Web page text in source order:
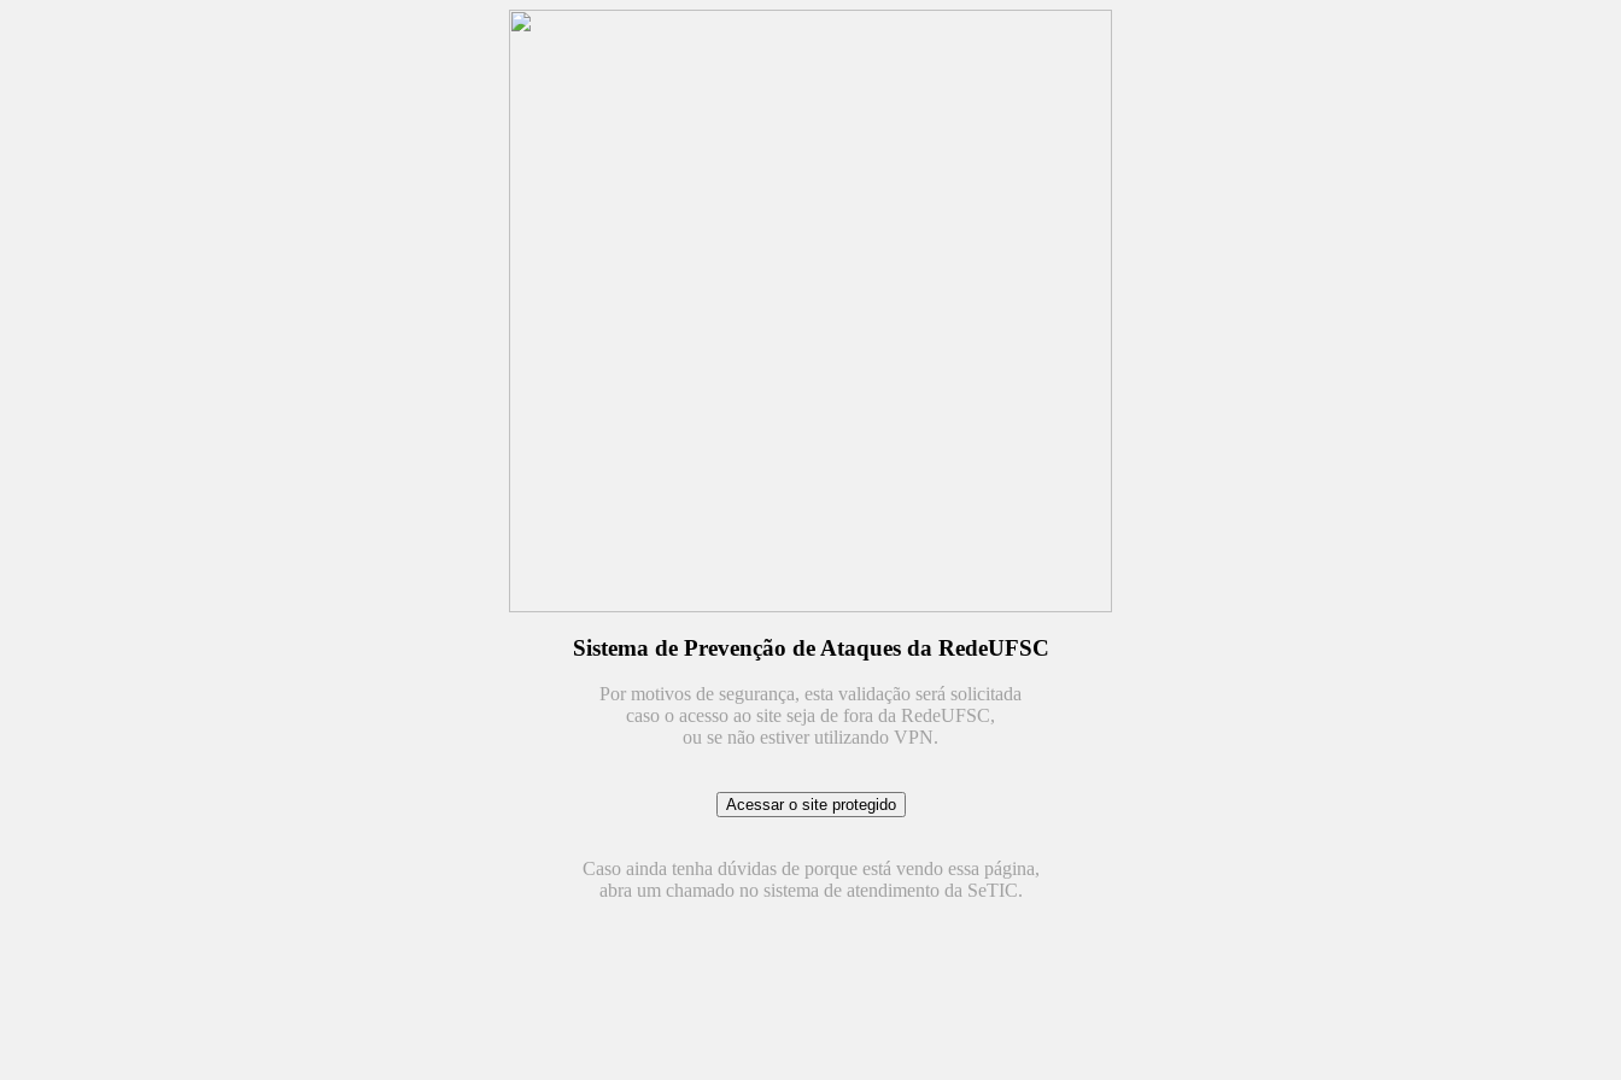
Sistema de Prevenção de Ataques da RedeUFSC
Por motivos de segurança, esta validação será solicitada
caso o acesso ao site seja de fora da RedeUFSC,
ou se não estiver utilizando VPN.
Caso ainda tenha dúvidas de porque está vendo essa página,
abra um chamado no sistema de atendimento da SeTIC.